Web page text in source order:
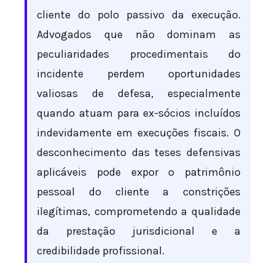
cliente do polo passivo da execução.
Advogados que não dominam as
peculiaridades procedimentais do
incidente perdem oportunidades
valiosas de defesa, especialmente
quando atuam para ex-sócios incluídos
indevidamente em execuções fiscais. O
desconhecimento das teses defensivas
aplicáveis pode expor o patrimônio
pessoal do cliente a constrições
ilegítimas, comprometendo a qualidade
da prestação jurisdicional e a
credibilidade profissional.